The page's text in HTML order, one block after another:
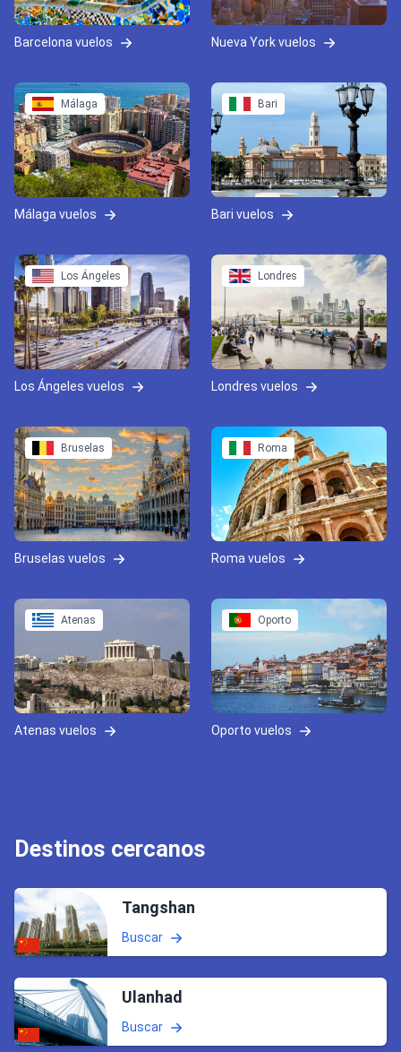
Barcelona vuelos Nueva York vuelos
Málaga
Málaga vuelos
Bari
Bari vuelos
Los Ángeles
Los Ángeles vuelos
Londres
Londres vuelos
Bruselas
Bruselas vuelos
Roma
Roma vuelos
Atenas
Atenas vuelos
Oporto
Oporto vuelos
Destinos cercanos
Tangshan
Buscar
Ulanhad
Buscar